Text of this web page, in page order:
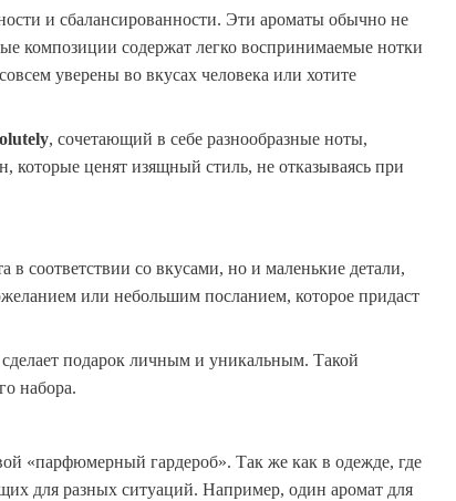
и сбалансированности. Эти ароматы обычно не
композиции содержат легко воспринимаемые нотки
уверены во вкусах человека или хотите
, сочетающий в себе разнообразные ноты,
ценят изящный стиль, не отказываясь при
в соответствии со вкусами, но и маленькие детали,
или небольшим посланием, которое придаст
подарок личным и уникальным. Такой
набора.
«парфюмерный гардероб». Так же как в одежде, где
для разных ситуаций. Например, один аромат для